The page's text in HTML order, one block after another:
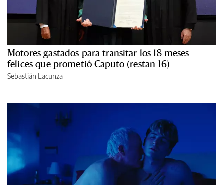
Motores gastados para transitar los 18 meses
felices que prometió Caputo (restan 16)
Sebastián Lacunza